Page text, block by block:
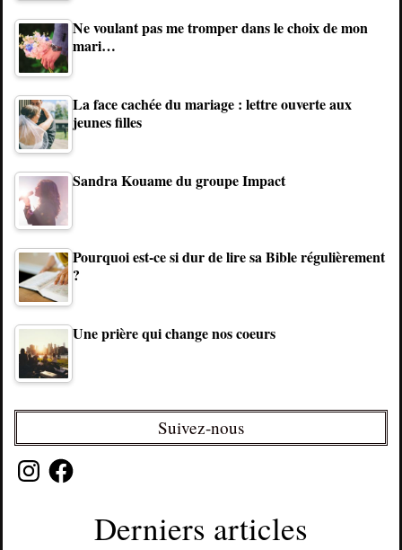
Ne voulant pas me tromper dans le choix de mon
mari…
La face cachée du mariage : lettre ouverte aux
jeunes filles
Sandra Kouame du groupe Impact
Pourquoi est-ce si dur de lire sa Bible régulièrement
?
Une prière qui change nos coeurs
Suivez-nous
InstagramFacebook
Derniers articles